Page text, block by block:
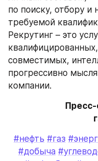
по поиску, отбору и
требуемой
Рекрутинг – это
совместимых,
прогрессивно
компании.
#нефть #газ
#добыча